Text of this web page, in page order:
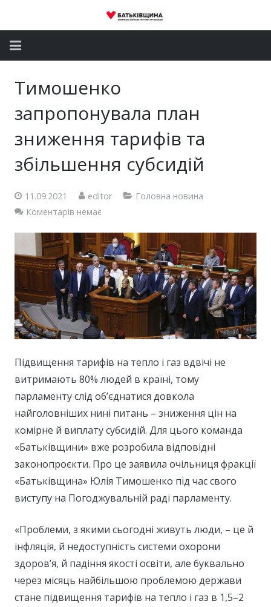
Депутатський корпус
Контакти
Тимошенко
запропонувала план
зниження тарифів та
збільшення субсидій
11.09.2021 editor
Головна новина
Коментарів немає
Підвищення тарифів на тепло і газ вдвічі не
витримають 80% людей в країні, тому
парламенту слід об’єднатися довкола
найголовніших нині питань – зниження цін на
комірне й виплату субсидій. Для цього команда
«Батьківщини» вже розробила відповідні
законопроєкти. Про це заявила очільниця фракції
«Батьківщина» Юлія Тимошенко під час свого
виступу на Погоджувальній раді парламенту.
«Проблеми, з якими сьогодні живуть люди, – це й
інфляція, й недоступність системи охорони
здоров’я, й падіння якості освіти, але буквально
через місяць найбільшою проблемою держави
стане підвищення тарифів на тепло і газ в 1,5–2